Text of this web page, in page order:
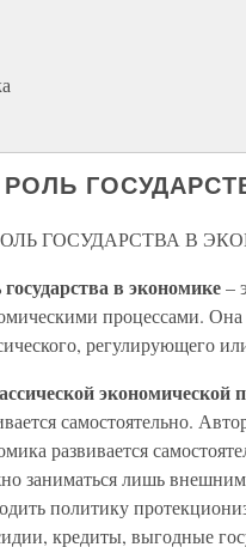
РОЛЬ
ГОСУДАРСТВА В
в экономике–
процессами. Она
регулирующего
экономической
самостоятельно.
развивается
заниматься лишь
политику
кредиты, выгодные